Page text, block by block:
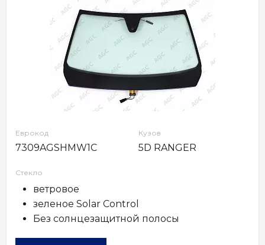
Еврокод
7309AGSHMW1C
Кузов
5D RANGER
Стекло
ветровое
зеленое Solar Control
Без солнцезащитной полосы